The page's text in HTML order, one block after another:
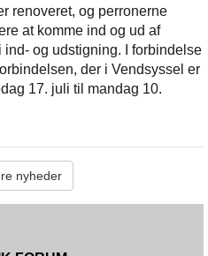
renoveret, og perronerne
at komme ind og ud af
og udstigning. I forbindelse
der i Vendsyssel er
17. juli til mandag 10.
nyheder